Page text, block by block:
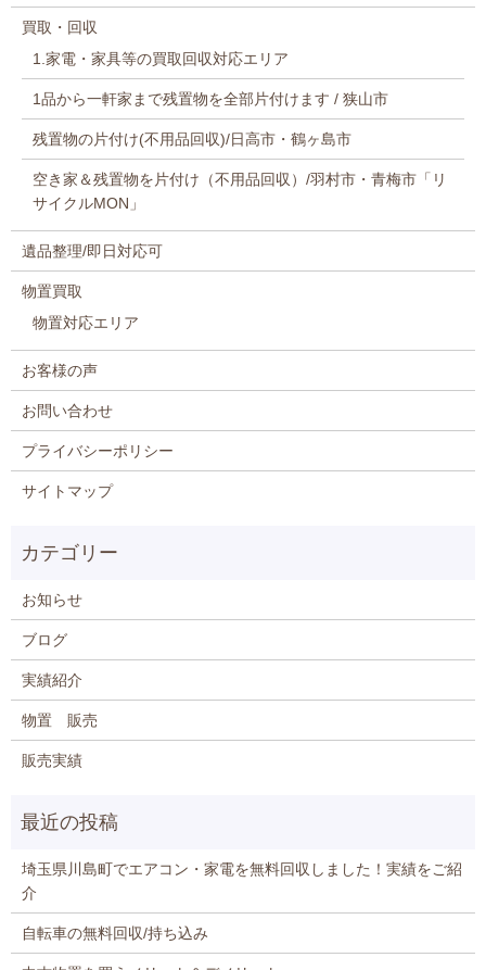
買取・回収
1.家電・家具等の買取回収対応エリア
1品から一軒家まで残置物を全部片付けます / 狭山市
残置物の片付け(不用品回収)/日高市・鶴ヶ島市
空き家＆残置物を片付け（不用品回収）/羽村市・青梅市「リ
サイクルMON」
遺品整理/即日対応可
物置買取
物置対応エリア
お客様の声
お問い合わせ
プライバシーポリシー
サイトマップ
お知らせ
ブログ
実績紹介
物置 販売
販売実績
埼玉県川島町でエアコン・家電を無料回収しました！実績をご紹
介
自転車の無料回収/持ち込み